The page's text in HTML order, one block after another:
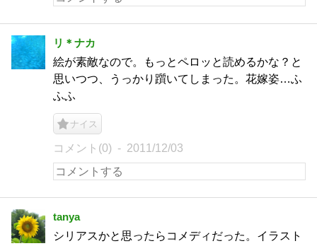
リ＊ナカ
絵が素敵なので。もっとペロッと読めるかな？と
思いつつ、うっかり躓いてしまった。花嫁姿…ふ
ふふ
ナイス
コメント(0) 2011/12/03
tanya
シリアスかと思ったらコメディだった。イラスト